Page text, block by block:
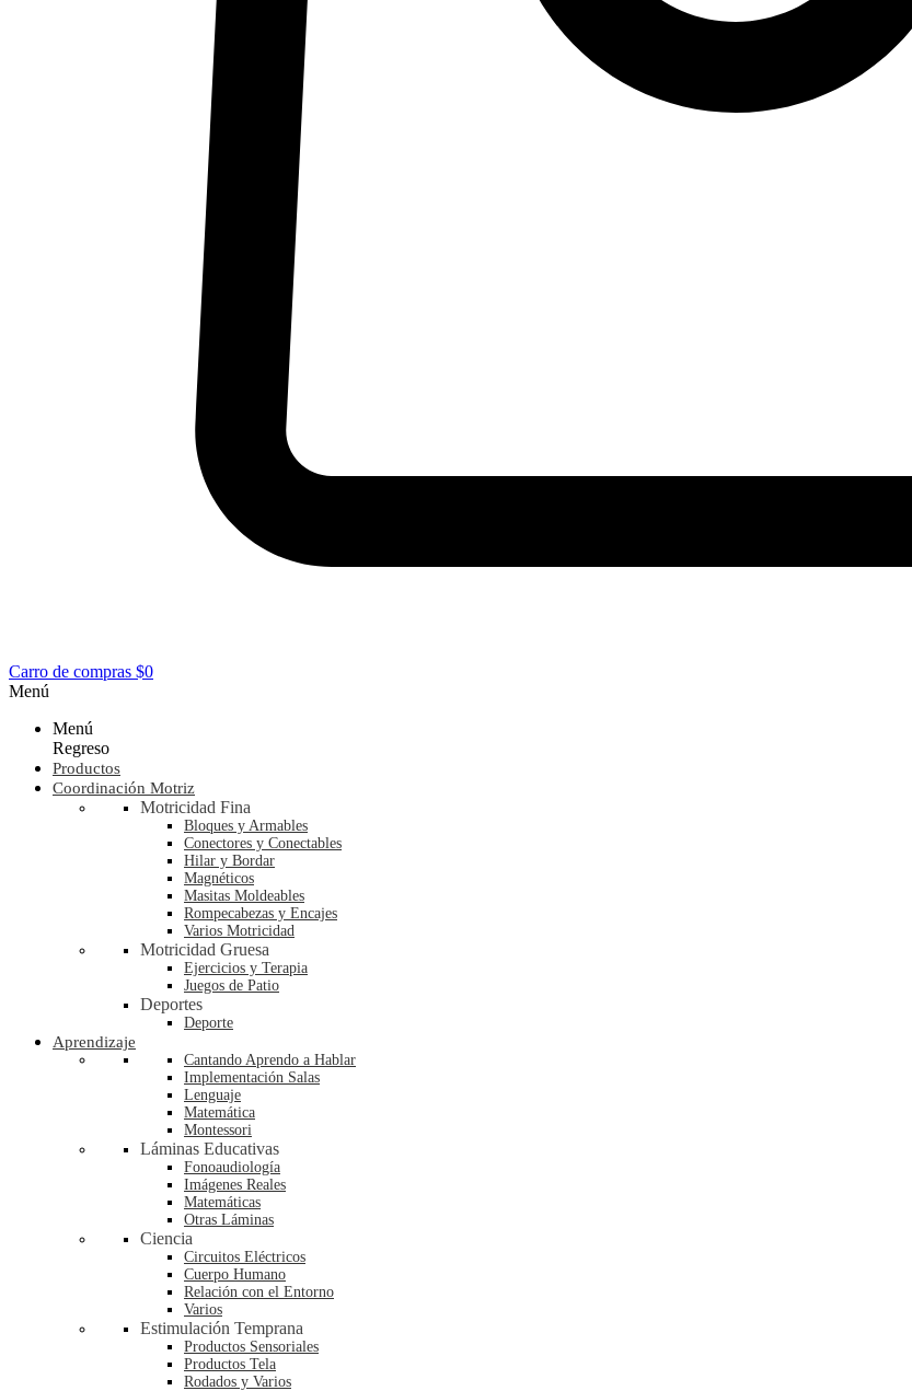
Carro de compras $0
Menú
Menú
Regreso
Productos
Coordinación Motriz
Motricidad Fina
Bloques y Armables
Conectores y Conectables
Hilar y Bordar
Magnéticos
Masitas Moldeables
Rompecabezas y Encajes
Varios Motricidad
Motricidad Gruesa
Ejercicios y Terapia
Juegos de Patio
Deportes
Deporte
Aprendizaje
Cantando Aprendo a Hablar
Implementación Salas
Lenguaje
Matemática
Montessori
Láminas Educativas
Fonoaudiología
Imágenes Reales
Matemáticas
Otras Láminas
Ciencia
Circuitos Eléctricos
Cuerpo Humano
Relación con el Entorno
Varios
Estimulación Temprana
Productos Sensoriales
Productos Tela
Rodados y Varios